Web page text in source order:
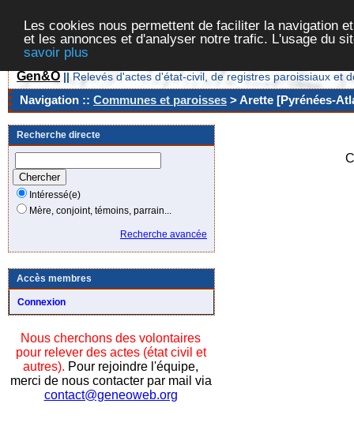
Les cookies nous permettent de faciliter la navigation
et les annonces et d'analyser notre trafic. L'usage du
savoir plus
Gen&O || Relevés d'actes d'état-civil, de registres paroissiaux et
Navigation :: Communes et paroisses > Arette [Pyrénées-
Recherche directe
Intéressé(e)
Mère, conjoint, témoins, parrain...
Recherche avancée
Accès membres
Connexion
Nous cherchons des volontaires
pour relever des actes (état civil et
autres). Pour rejoindre l'équipe,
merci de nous contacter par mail via
contact@geneoweb.org